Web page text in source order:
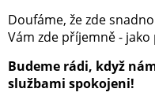
Doufáme, že zde
Vám zde příjemně -
Budeme rádi, když
službami spokojeni!